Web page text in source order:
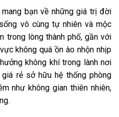
mang bạn về những giá trị đời
vô cùng tự nhiên và mộc
trong lòng thành phố, gần với
không quá ồn ào nhộn nhịp
không khí trong lành nơi
rẻ sở hữu hệ thống phòng
như không gian thiên nhiên,